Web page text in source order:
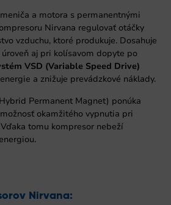
a motora s permanentnými
Nirvana regulovať otáčky
vzduchu, ktoré produkuje. Dosahuje
aj pri kolísavom dopyte po
VSD (Variable Speed Drive)
a znižuje prevádzkové náklady.
Permanent Magnet) ponúka
okamžitého vypnutia pri
tomu kompresor nebeží
Nirvana: